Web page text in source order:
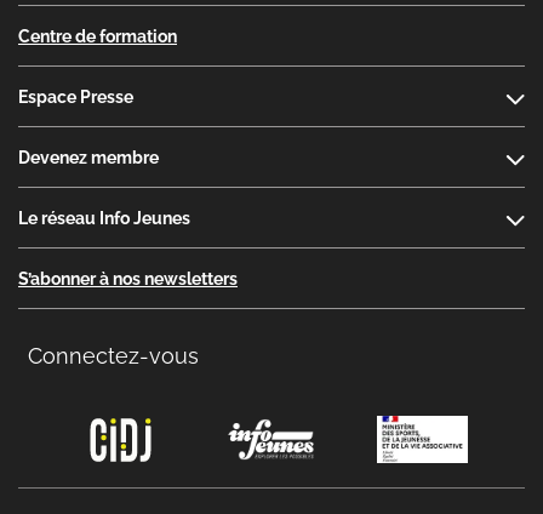
Centre de formation
Espace Presse
Devenez membre
Le réseau Info Jeunes
S’abonner à nos newsletters
Connectez-vous